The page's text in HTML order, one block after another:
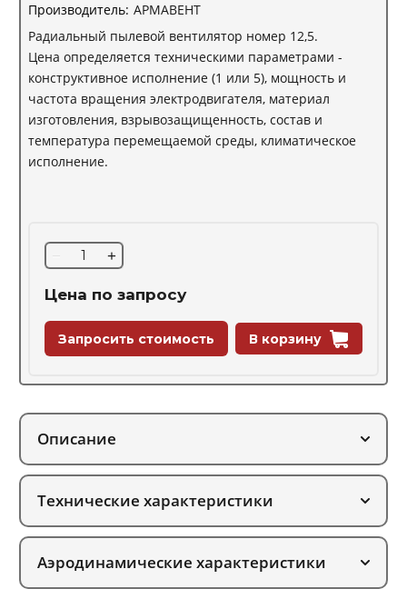
Производитель: АРМАВЕНТ
Радиальный пылевой вентилятор номер 12,5.
Цена определяется техническими параметрами -
конструктивное исполнение (1 или 5), мощность и
частота вращения электродвигателя, материал
изготовления, взрывозащищенность, состав и
температура перемещаемой среды, климатическое
исполнение.
+
Цена по запросу
В корзину
Запросить стоимость
Описание
Технические характеристики
Аэродинамические характеристики